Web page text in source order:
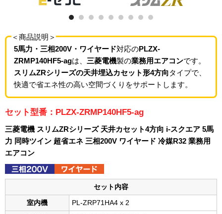
＜商品説明＞
5馬力・三相200V・ワイヤード対応のPLZX-
ZRMP140HF5-agは、 三菱電機製の業務用エアコンです。
スリムZRシリーズの天井埋込カセット形4方向タイプで、
快適で省エネ性の高い空間づくりをサポートします。
セット型番：PLZX-ZRMP140HF5-ag
三菱電機 スリムZRシリーズ 天井カセット4方向 i-スクエア 5馬
力 同時ツイン 超省エネ 三相200V ワイヤード 冷媒R32 業務用
エアコン
セット内容
室内機 PL-ZRP71HA4 x 2